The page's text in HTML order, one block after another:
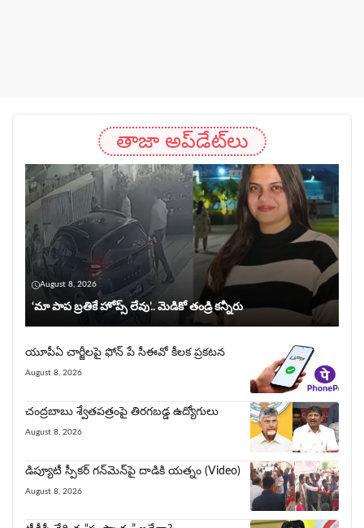
తాజా అప్‌డేట్‌లు
August 8, 2026
‘మా పాప బ్రతికే హోప్స్ లేవు’.. మెడికో తండ్రి కన్నీరు
యూపీఏ చార్జీల‌పై ఫోన్ పే సీఈవో కీల‌క ప్ర‌క‌ట‌న‌
August 8, 2026
చంద్రబాబు శ్వేతపత్రంపై తిర‌గ‌బ‌డ్డ ఉద్యోగులు
August 8, 2026
డిప్యూటీ స్పీకర్ గన్‌మెన్‌పై దాడికి య‌త్నం (Video)
August 8, 2026